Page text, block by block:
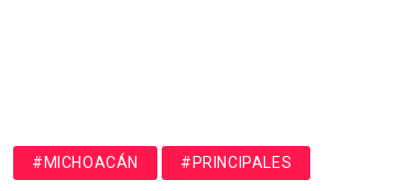
#MICHOACÁN #PRINCIPALES